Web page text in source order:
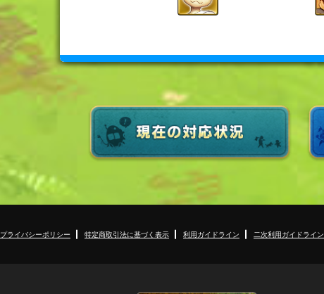
プライバシーポリシー 特定商取引法に基づく表示 利用ガイドライン 二次利用ガイドライン